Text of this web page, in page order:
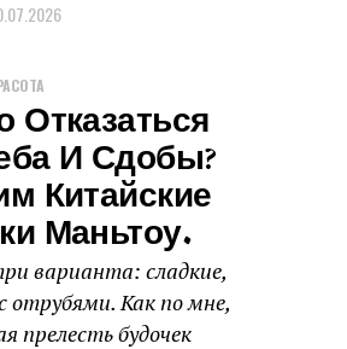
Отказаться
И Сдобы?
Китайские
Маньтоу.
варианта: сладкие,
отрубями. Как по мне,
прелесть будочек